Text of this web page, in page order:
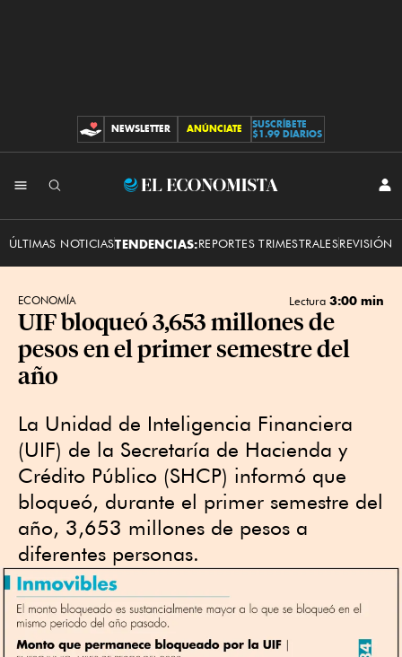
CONTRIBUCIONES
NEWSLETTER ANÚNCIATE
SUSCRÍBETE
$1.99 DIARIOS
El
ÚLTIMAS NOTICIASTENDENCIAS:REPORTES TRIMESTRALESREVISIÓN
ECONOMÍA Lectura 3:00 min
UIF bloqueó 3,653 millones de
pesos en el primer semestre del
año
La Unidad de Inteligencia Financiera
(UIF) de la Secretaría de Hacienda y
Crédito Público (SHCP) informó que
bloqueó, durante el primer semestre del
año, 3,653 millones de pesos a
diferentes personas.